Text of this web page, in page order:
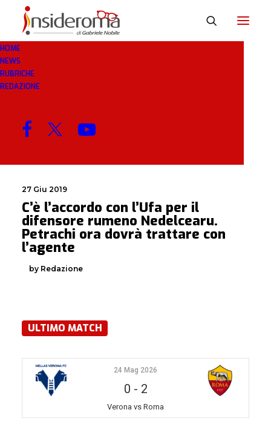
HOME
NEWS
RUBRICHE
REDAZIONE
RUMENO
MENU
27 Giu 2019
C’è l’accordo con l’Ufa per il
difensore rumeno Nedelcearu.
Petrachi ora dovrà trattare con
l’agente
by Redazione
ULTIMO MATCH
24 Mag 2026
0 - 2
Verona vs Roma